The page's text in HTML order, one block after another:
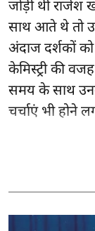
जोड़ी थी राजेश
साथ आते थे तो
अंदाज दर्शकों
केमिस्ट्री की
समय के साथ
चर्चाएं भी होने